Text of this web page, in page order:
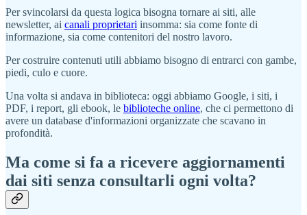
Per svincolarsi da questa logica bisogna tornare ai siti, alle
newsletter, ai canali proprietari insomma: sia come fonte di
informazione, sia come contenitori del nostro lavoro.
Per costruire contenuti utili abbiamo bisogno di entrarci con gambe,
piedi, culo e cuore.
Una volta si andava in biblioteca: oggi abbiamo Google, i siti, i
PDF, i report, gli ebook, le biblioteche online, che ci permettono di
avere un database d'informazioni organizzate che scavano in
profondità.
Ma come si fa a ricevere aggiornamenti
dai siti senza consultarli ogni volta?